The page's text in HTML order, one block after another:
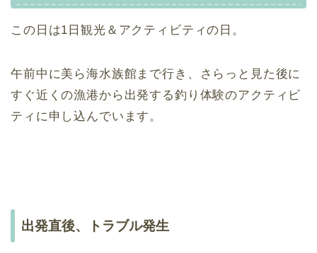
この日は1日観光＆アクティビティの日。
午前中に美ら海水族館まで行き、さらっと見た後に
すぐ近くの漁港から出発する釣り体験のアクティビ
ティに申し込んでいます。
出発直後、トラブル発生